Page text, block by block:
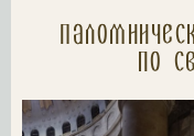
по